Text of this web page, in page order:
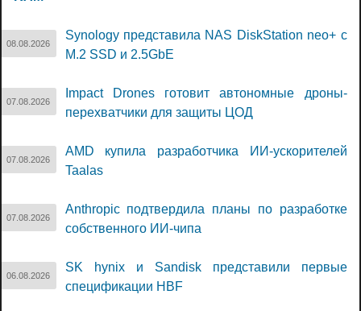
08.08.2026
Synology представила NAS DiskStation neo+ с
M.2 SSD и 2.5GbE
07.08.2026
Impact Drones готовит автономные дроны-
перехватчики для защиты ЦОД
07.08.2026
AMD купила разработчика ИИ-ускорителей
Taalas
07.08.2026
Anthropic подтвердила планы по разработке
собственного ИИ-чипа
06.08.2026
SK hynix и Sandisk представили первые
спецификации HBF